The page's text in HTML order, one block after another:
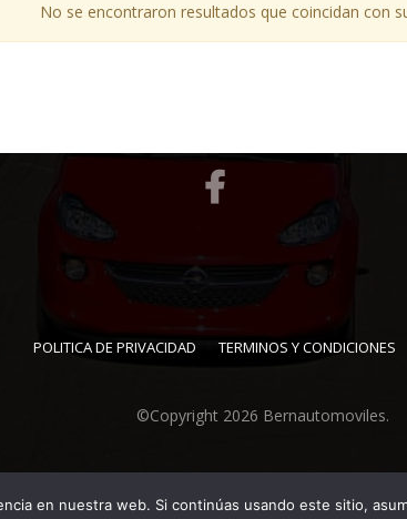
No se encontraron resultados que coincidan con
POLITICA DE PRIVACIDAD TERMINOS Y CONDICIONES
©Copyright 2026 Bernautomoviles.
en nuestra web. Si continúas usando este sitio,